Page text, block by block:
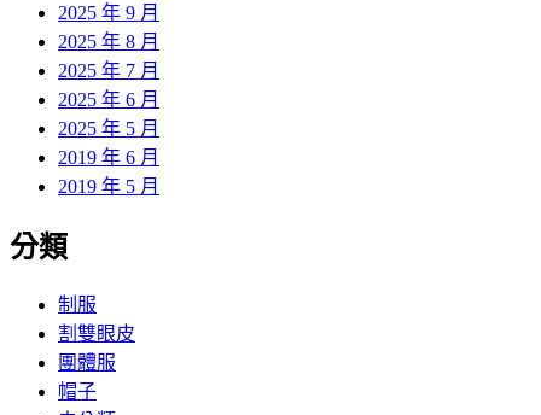
2025 年 9 月
2025 年 8 月
2025 年 7 月
2025 年 6 月
2025 年 5 月
2019 年 6 月
2019 年 5 月
分類
制服
割雙眼皮
團體服
帽子